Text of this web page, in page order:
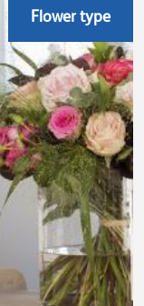
Flower type